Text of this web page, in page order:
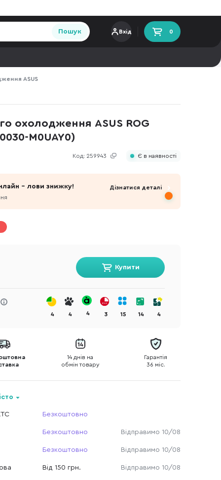
Пошук Вхід 0
ASUS
охолодження ASUS ROG
M0UAY0)
Код: 259943 Є в наявності
- лови знижку! Дізнатися деталі
Купити
4 4 4 3 15 14 4
14 днів на
обмін товару
Гарантія
36 міс.
Безкоштовно
Безкоштовно Відправимо 10/08
Безкоштовно Відправимо 10/08
Від 150 грн. Відправимо 10/08